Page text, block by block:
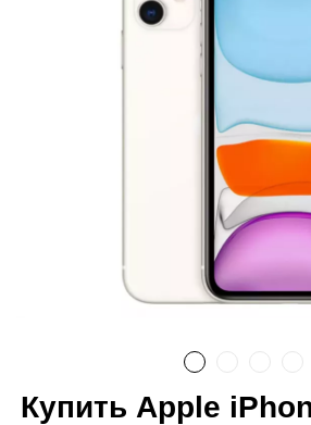
Купить Apple